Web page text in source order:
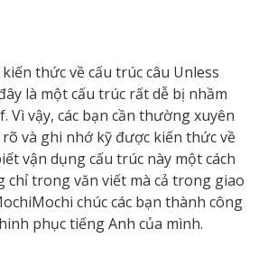
thức về cấu trúc câu Unless
là một cấu trúc rất dễ bị nhầm
Vì vậy, các bạn cần thường xuyên
và ghi nhớ kỹ được kiến thức về
vận dụng cấu trúc này một cách
trong văn viết mà cả trong giao
chúc các bạn thành công
phục tiếng Anh của mình.